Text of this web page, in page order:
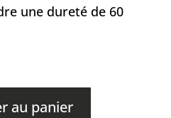
une dureté de 60
au panier